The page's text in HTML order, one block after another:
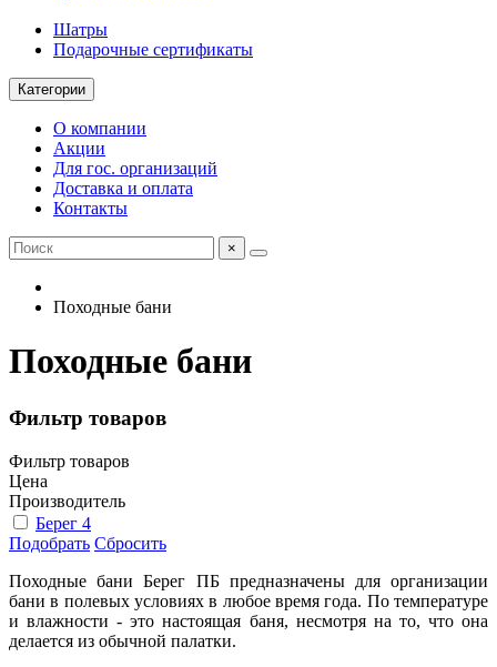
Шатры
Подарочные сертификаты
Категории
О компании
Акции
Для гос. организаций
Доставка и оплата
Контакты
×
Походные бани
Походные бани
Фильтр товаров
Фильтр товаров
Цена
Производитель
Берег 4
Подобрать Сбросить
Походные бани Берег ПБ предназначены для организации
бани в полевых условиях в любое время года. По температуре
и влажности - это настоящая баня, несмотря на то, что она
делается из обычной палатки.